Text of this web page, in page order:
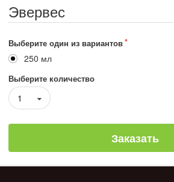
Эвервес
Выберите один из вариантов
250 мл
Выберите количество
1
Заказать